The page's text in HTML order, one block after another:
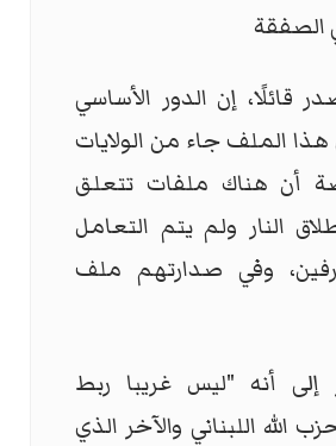
الصفقة
قائلًا، إن الدور الأساسي
الملف جاء من الولايات
أن هناك ملفات تتعلق
النار ولم يتم التعامل
وفي صدارتهم ملف
إلى أنه "ليس غريبا ربط
الله اللبناني والآخر الذي